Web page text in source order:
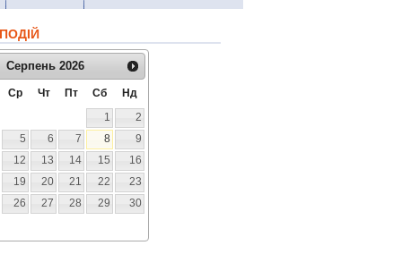
Серпень 2026
Ср Чт Пт Сб
Нд
1
2
5 6 7 8
9
12 13 14 15
16
19 20 21 22
23
26 27 28 29
30